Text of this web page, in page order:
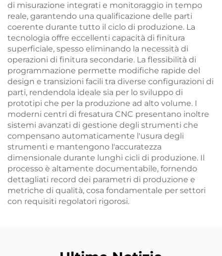
di misurazione integrati e monitoraggio in tempo
reale, garantendo una qualificazione delle parti
coerente durante tutto il ciclo di produzione. La
tecnologia offre eccellenti capacità di finitura
superficiale, spesso eliminando la necessità di
operazioni di finitura secondarie. La flessibilità di
programmazione permette modifiche rapide del
design e transizioni facili tra diverse configurazioni di
parti, rendendola ideale sia per lo sviluppo di
prototipi che per la produzione ad alto volume. I
moderni centri di fresatura CNC presentano inoltre
sistemi avanzati di gestione degli strumenti che
compensano automaticamente l'usura degli
strumenti e mantengono l'accuratezza
dimensionale durante lunghi cicli di produzione. Il
processo è altamente documentabile, fornendo
dettagliati record dei parametri di produzione e
metriche di qualità, cosa fondamentale per settori
con requisiti regolatori rigorosi.